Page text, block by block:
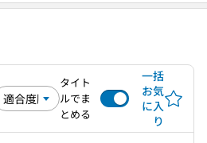
タイト
ルでま
とめる
一括
お気
に入
り